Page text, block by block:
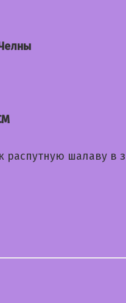
распутную шалаву в